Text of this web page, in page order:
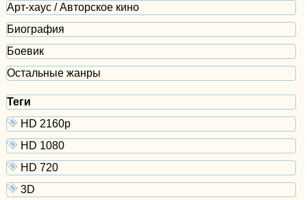
Арт-хаус / Авторское кино
Биография
Боевик
Остальные жанры
Теги
HD 2160р
HD 1080
HD 720
3D